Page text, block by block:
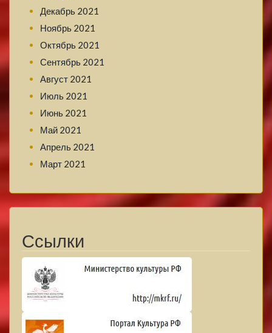
Декабрь 2021
Ноябрь 2021
Октябрь 2021
Сентябрь 2021
Август 2021
Июль 2021
Июнь 2021
Май 2021
Апрель 2021
Март 2021
Ссылки